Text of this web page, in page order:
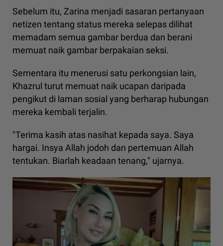
Sebelum itu, Zarina menjadi sasaran pertanyaan
netizen tentang status mereka selepas dilihat
memadam semua gambar berdua dan berani
memuat naik gambar berpakaian seksi.
Sementara itu menerusi satu perkongsian lain,
Khazrul turut memuat naik ucapan daripada
pengikut di laman sosial yang berharap hubungan
mereka kembali terjalin.
"Terima kasih atas nasihat kepada saya. Saya
hargai. Insya Allah jodoh dan pertemuan Allah
tentukan. Biarlah keadaan tenang," ujarnya.